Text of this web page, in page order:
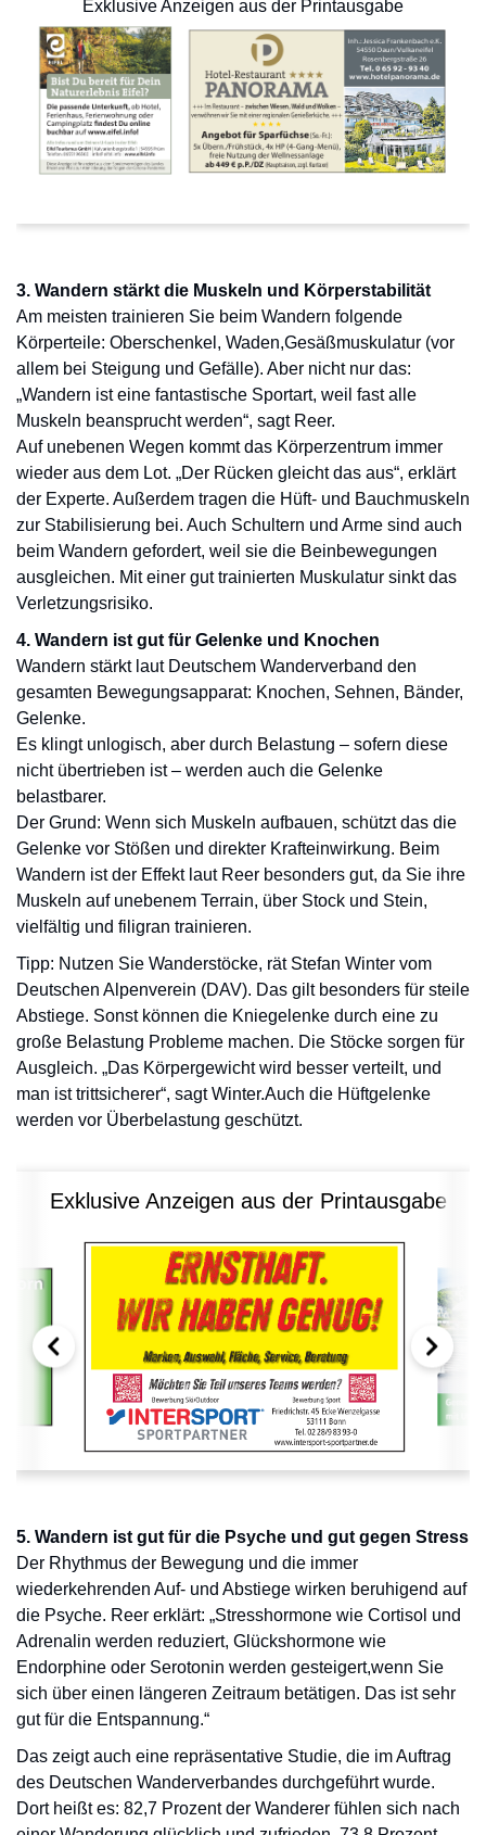
Exklusive Anzeigen aus der Printausgabe
3. Wandern stärkt die Muskeln und Körperstabilität
Am meisten trainieren Sie beim Wandern folgende
Körperteile: Oberschenkel, Waden,Gesäßmuskulatur (vor
allem bei Steigung und Gefälle). Aber nicht nur das:
„Wandern ist eine fantastische Sportart, weil fast alle
Muskeln beansprucht werden“, sagt Reer.
Auf unebenen Wegen kommt das Körperzentrum immer
wieder aus dem Lot. „Der Rücken gleicht das aus“, erklärt
der Experte. Außerdem tragen die Hüft- und Bauchmuskeln
zur Stabilisierung bei. Auch Schultern und Arme sind auch
beim Wandern gefordert, weil sie die Beinbewegungen
ausgleichen. Mit einer gut trainierten Muskulatur sinkt das
Verletzungsrisiko.
4. Wandern ist gut für Gelenke und Knochen
Wandern stärkt laut Deutschem Wanderverband den
gesamten Bewegungsapparat: Knochen, Sehnen, Bänder,
Gelenke.
Es klingt unlogisch, aber durch Belastung – sofern diese
nicht übertrieben ist – werden auch die Gelenke
belastbarer.
Der Grund: Wenn sich Muskeln aufbauen, schützt das die
Gelenke vor Stößen und direkter Krafteinwirkung. Beim
Wandern ist der Effekt laut Reer besonders gut, da Sie ihre
Muskeln auf unebenem Terrain, über Stock und Stein,
vielfältig und filigran trainieren.
Tipp: Nutzen Sie Wanderstöcke, rät Stefan Winter vom
Deutschen Alpenverein (DAV). Das gilt besonders für steile
Abstiege. Sonst können die Kniegelenke durch eine zu
große Belastung Probleme machen. Die Stöcke sorgen für
Ausgleich. „Das Körpergewicht wird besser verteilt, und
man ist trittsicherer“, sagt Winter.Auch die Hüftgelenke
werden vor Überbelastung geschützt.
Exklusive Anzeigen aus der Printausgabe
5. Wandern ist gut für die Psyche und gut gegen Stress
Der Rhythmus der Bewegung und die immer
wiederkehrenden Auf- und Abstiege wirken beruhigend auf
die Psyche. Reer erklärt: „Stresshormone wie Cortisol und
Adrenalin werden reduziert, Glückshormone wie
Endorphine oder Serotonin werden gesteigert,wenn Sie
sich über einen längeren Zeitraum betätigen. Das ist sehr
gut für die Entspannung.“
Das zeigt auch eine repräsentative Studie, die im Auftrag
des Deutschen Wanderverbandes durchgeführt wurde.
Dort heißt es: 82,7 Prozent der Wanderer fühlen sich nach